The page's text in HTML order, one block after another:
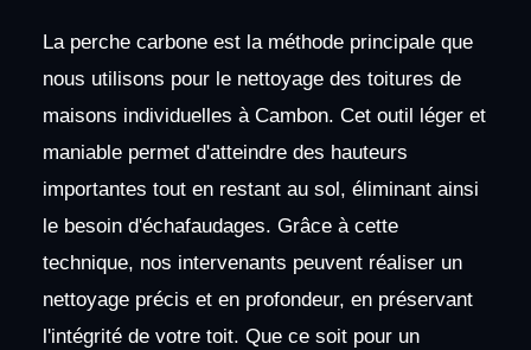
La perche carbone est la méthode principale que
nous utilisons pour le nettoyage des toitures de
maisons individuelles à Cambon. Cet outil léger et
maniable permet d'atteindre des hauteurs
importantes tout en restant au sol, éliminant ainsi
le besoin d'échafaudages. Grâce à cette
technique, nos intervenants peuvent réaliser un
nettoyage précis et en profondeur, en préservant
l'intégrité de votre toit. Que ce soit pour un